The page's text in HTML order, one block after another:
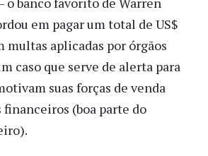
em pagar um total de US$
multas aplicadas por órgãos
caso que serve de alerta para
suas forças de venda
(boa parte do